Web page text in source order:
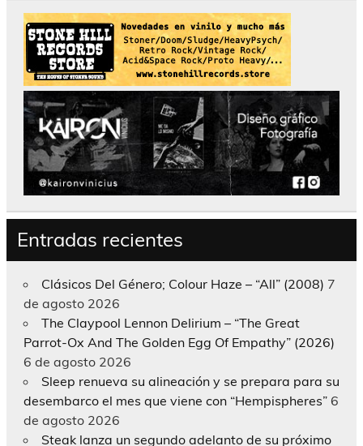
Entradas recientes
Clásicos Del Género; Colour Haze – “All” (2008) 7
de agosto 2026
The Claypool Lennon Delirium – “The Great
Parrot-Ox And The Golden Egg Of Empathy” (2026)
6 de agosto 2026
Sleep renueva su alineación y se prepara para su
desembarco el mes que viene con “Hempispheres” 6
de agosto 2026
Steak lanza un segundo adelanto de su próximo